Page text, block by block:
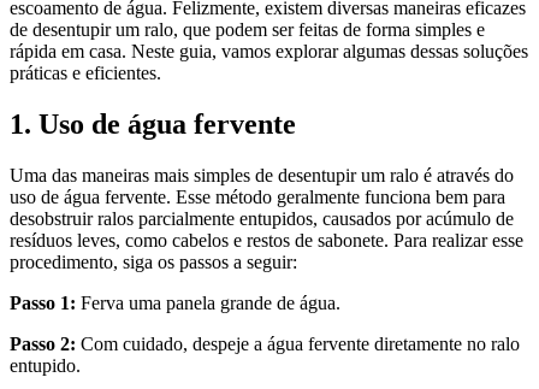
escoamento de água. Felizmente, existem diversas maneiras eficazes
de desentupir um ralo, que podem ser feitas de forma simples e
rápida em casa. Neste guia, vamos explorar algumas dessas soluções
práticas e eficientes.
1. Uso de água fervente
Uma das maneiras mais simples de desentupir um ralo é através do
uso de água fervente. Esse método geralmente funciona bem para
desobstruir ralos parcialmente entupidos, causados por acúmulo de
resíduos leves, como cabelos e restos de sabonete. Para realizar esse
procedimento, siga os passos a seguir:
Passo 1: Ferva uma panela grande de água.
Passo 2: Com cuidado, despeje a água fervente diretamente no ralo
entupido.